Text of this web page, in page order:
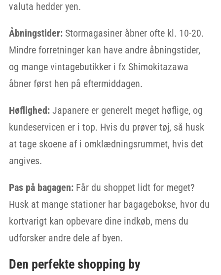
valuta hedder yen.
Åbningstider:Stormagasiner åbner ofte kl. 10-20.
Mindre forretninger kan have andre åbningstider,
og mange vintagebutikker i fx Shimokitazawa
åbner først hen på eftermiddagen.
Høflighed:Japanere er generelt meget høflige, og
kundeservicen er i top. Hvis du prøver tøj, så husk
at tage skoene af i omklædningsrummet, hvis det
angives.
Pas på bagagen:Får du shoppet lidt for meget?
Husk at mange stationer har bagagebokse, hvor du
kortvarigt kan opbevare dine indkøb, mens du
udforsker andre dele af byen.
Den perfekte shopping by